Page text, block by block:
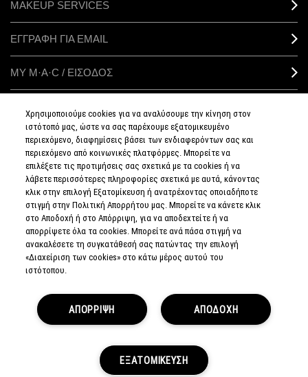
MAKEUP SERVICES
ΕΓΓΡΑΦΗ ΓΙΑ EMAIL
ΜΥ M·A·C / ΕΙΣΟΔΟΣ
ΣΥΝΔΕΘΕΙΤΕ
ΠΟΛΙΤΙΚΗ
ΑΠΟΡΡΗΤΟΥ
ΟΡΟΙ &
ΠΡΟΥΠΟΘΕΣΕΙΣ
ΟΡΟΙ
ΠΩΛΗΣΗΣ
ΠΟΛΙΤΙΚΗ
ΕΝΗΜΕΡΩΘΕΙΤΕ
ΓΙΑ ΤΑ ΠΛΑΣΤΑ
ΠΡΟΪΟΝΤΑ
ΔΙΑΧΕΙΡΙΣΤΕΙΤΕ
ΤΟΥ ΙΣΤΟΤΟΠΟΥ
© MAKE-UP ART COSMETICS.
ALL WORLDWIDE RIGHTS RESERVED.
Χρησιμοποιούμε cookies για να αναλύσουμε την κίνηση στον
ιστότοπό μας, ώστε να σας παρέχουμε εξατομικευμένο
περιεχόμενο, διαφημίσεις βάσει των ενδιαφερόντων σας και
περιεχόμενο από κοινωνικές πλατφόρμες. Μπορείτε να
επιλέξετε τις προτιμήσεις σας σχετικά με τα cookies ή να
λάβετε περισσότερες πληροφορίες σχετικά με αυτά, κάνοντας
κλικ στην επιλογή Εξατομίκευση ή ανατρέχοντας οποιαδήποτε
στιγμή στην Πολιτική Απορρήτου μας. Μπορείτε να κάνετε κλικ
στο Αποδοχή ή στο Απόρριψη, για να αποδεχτείτε ή να
απορρίψετε όλα τα cookies. Μπορείτε ανά πάσα στιγμή να
ανακαλέσετε τη συγκατάθεσή σας πατώντας την επιλογή
«Διαχείριση των cookies» στο κάτω μέρος αυτού του
ιστότοπου.
ΑΠΟΔΟΧΗ
ΑΠΟΡΡΙΨΗ
ΕΞΑΤΟΜΙΚΕΥΣΗ